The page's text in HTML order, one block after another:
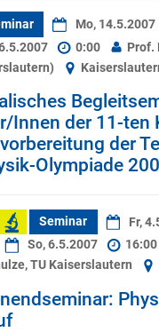
Mo, 14.5.2007
0:00
Prof.
Innen der 11-ten
der
Olympiade
Seminar
Fr,
So, 6.5.2007 16:00
TU Kaiserslautern